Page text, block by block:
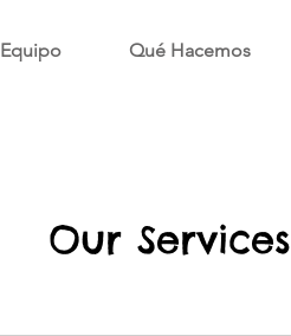
Equipo Qué Hacemos
Our Services